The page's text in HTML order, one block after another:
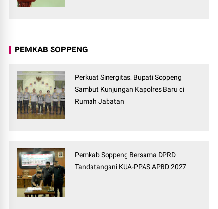
PEMKAB SOPPENG
Perkuat Sinergitas, Bupati Soppeng
Sambut Kunjungan Kapolres Baru di
Rumah Jabatan
Pemkab Soppeng Bersama DPRD
Tandatangani KUA-PPAS APBD 2027